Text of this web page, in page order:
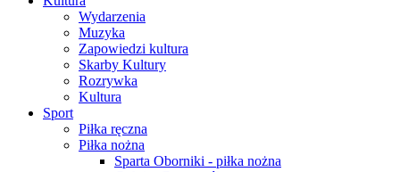
Wydarzenia
Muzyka
Zapowiedzi kultura
Skarby Kultury
Rozrywka
Kultura
Sport
Piłka ręczna
Piłka nożna
Sparta Oborniki - piłka nożna